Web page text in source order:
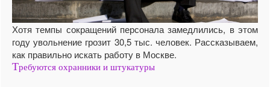
Хотя темпы сокращений персонала замедлились, в этом
году увольнение грозит 30,5 тыс. человек. Рассказываем,
как правильно искать работу в Москве.
Требуются охранники и штукатуры